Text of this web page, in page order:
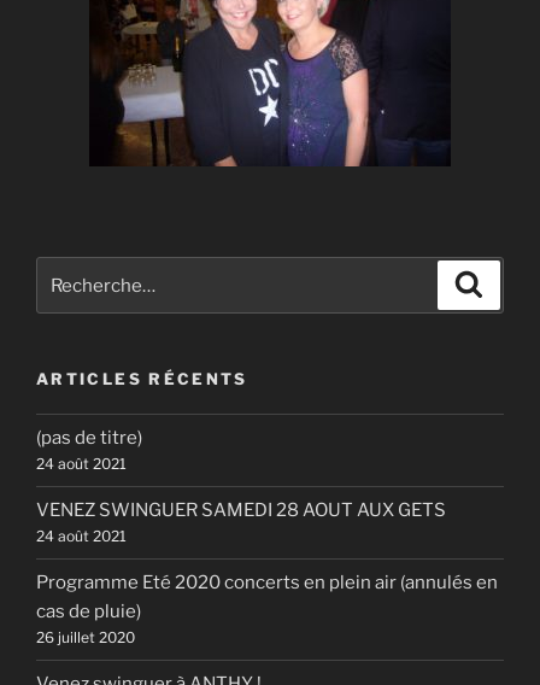
pour
ARTICLES RÉCENTS
(pas de titre)
24 août 2021
VENEZ SWINGUER SAMEDI 28 AOUT AUX GETS
24 août 2021
Programme Eté 2020 concerts en plein air (annulés en
cas de pluie)
26 juillet 2020